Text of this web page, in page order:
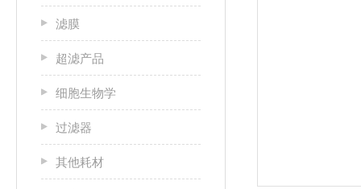
滤膜
超滤产品
细胞生物学
过滤器
其他耗材